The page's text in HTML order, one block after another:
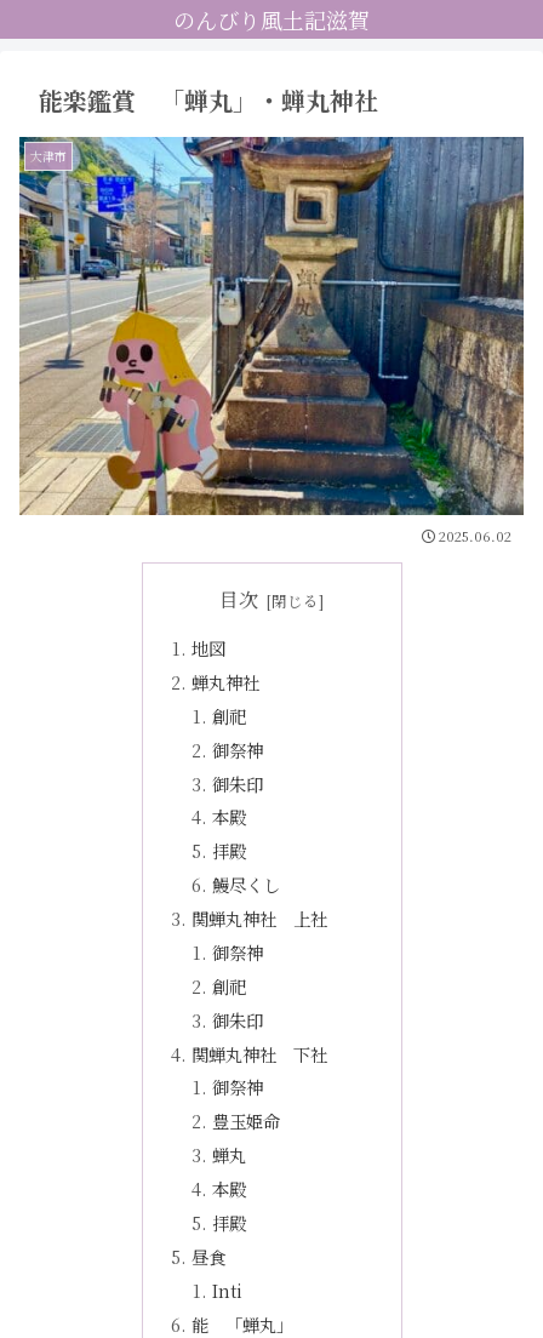
のんびり風土記滋賀
能楽鑑賞 「蝉丸」・蝉丸神社
大津市
2025.06.02
目次
地図
蝉丸神社
創祀
御祭神
御朱印
本殿
拝殿
鰻尽くし
関蝉丸神社 上社
御祭神
創祀
御朱印
関蝉丸神社 下社
御祭神
豊玉姫命
蝉丸
本殿
拝殿
昼食
Inti
能 「蝉丸」